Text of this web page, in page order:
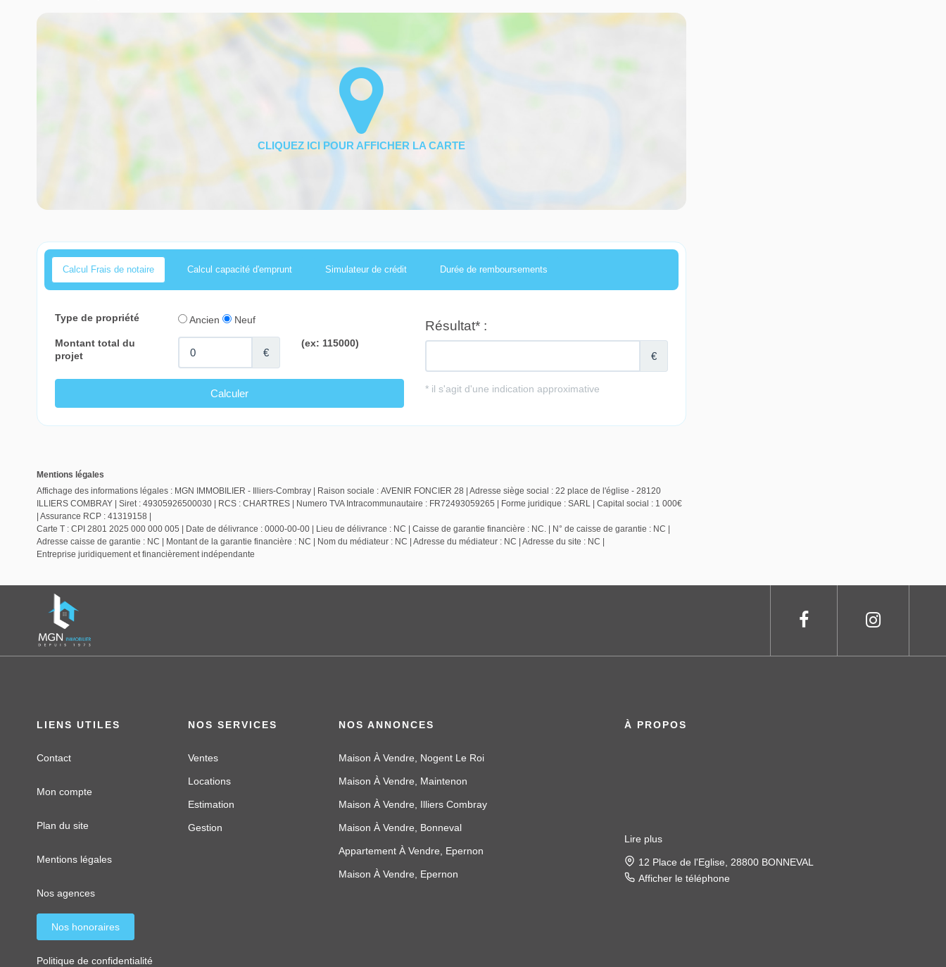
Calcul Frais de notaire Calcul capacité d'emprunt Simulateur de crédit Durée de remboursements
Mentions légales
Affichage des informations légales : MGN IMMOBILIER - Illiers-Combray | Raison sociale : AVENIR FONCIER 28 | Adresse siège social : 22 place de l'église - 28120
ILLIERS COMBRAY | Siret : 49305926500030 | RCS : CHARTRES | Numero TVA Intracommunautaire : FR72493059265 | Forme juridique : SARL | Capital social : 1 000€
| Assurance RCP : 41319158 |
Carte T : CPI 2801 2025 000 000 005 | Date de délivrance : 0000-00-00 | Lieu de délivrance : NC | Caisse de garantie financière : NC. | N° de caisse de garantie : NC |
Adresse caisse de garantie : NC | Montant de la garantie financière : NC | Nom du médiateur : NC | Adresse du médiateur : NC | Adresse du site : NC |
Entreprise juridiquement et financièrement indépendante
LIENS UTILES
Contact
Mon compte
Plan du site
Mentions légales
Nos agences
Nos honoraires
Politique de confidentialité
NOS SERVICES
Ventes
Locations
Estimation
Gestion
NOS ANNONCES
Maison À Vendre, Nogent Le Roi
Maison À Vendre, Maintenon
Maison À Vendre, Illiers Combray
Maison À Vendre, Bonneval
Appartement À Vendre, Epernon
Maison À Vendre, Epernon
À PROPOS
Lire plus
22 place de l'église, 28120 ILLIERS COMBRAY
Afficher le téléphone